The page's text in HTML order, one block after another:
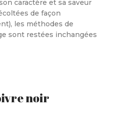
caractère et sa saveur
de façon
les méthodes de
sont restées inchangées
noir